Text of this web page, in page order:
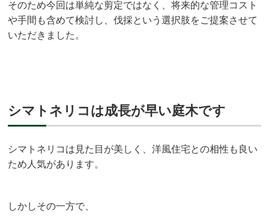
そのため今回は単純な剪定ではなく、将来的な管理コスト
や手間も含めて検討し、伐採という選択肢をご提案させて
いただきました。
シマトネリコは成長が早い庭木です
シマトネリコは見た目が美しく、洋風住宅との相性も良い
ため人気があります。
しかしその一方で、